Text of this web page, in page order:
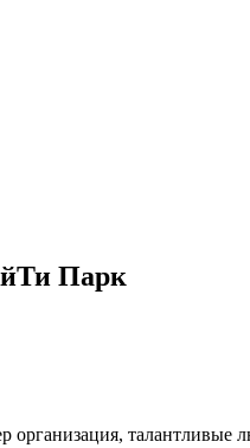
Парк
организация, талантливые